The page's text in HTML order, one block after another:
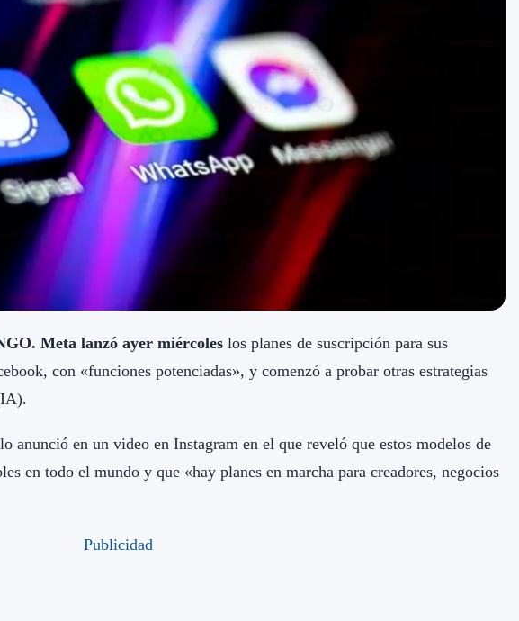
Meta lanzó ayer miércoles los planes de suscripción para sus
con «funciones potenciadas», y comenzó a probar otras estrategias
en un video en Instagram en el que reveló que estos modelos de
en todo el mundo y que «hay planes en marcha para creadores, negocios